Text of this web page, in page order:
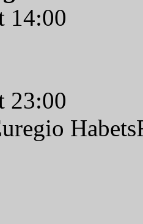
14:00
23:00